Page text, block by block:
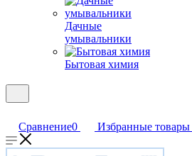
Дачные
умывальники
Бытовая химия
Сравнение0 Избранные товары